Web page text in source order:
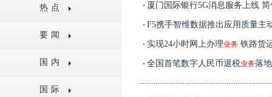
热点
要闻
国内
国际
厦门国际银行5G消息服务上线
F5携手智维数据推出应用质量主
实现24小时网上办理业务 铁路货
全国首笔数字人民币退税业务落